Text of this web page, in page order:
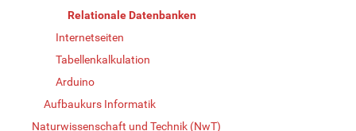
Relationale Datenbanken
Internetseiten
Tabellenkalkulation
Arduino
Aufbaukurs Informatik
Naturwissenschaft und Technik (NwT)